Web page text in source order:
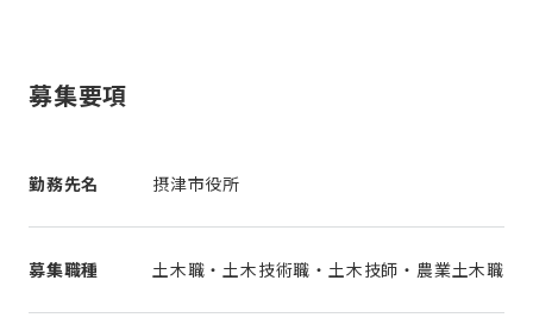
募集要項
勤務先名 摂津市役所
募集職種 土木職・土木技術職・土木技師・農業土木職